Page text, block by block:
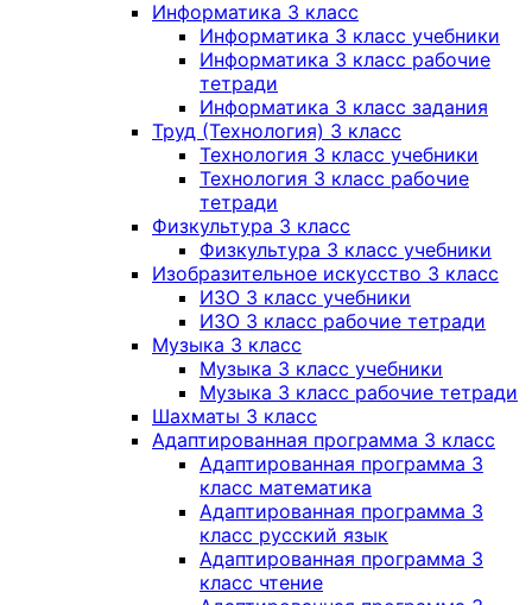
Информатика 3 класс
Информатика 3 класс учебники
Информатика 3 класс рабочие
тетради
Информатика 3 класс задания
Труд (Технология) 3 класс
Технология 3 класс учебники
Технология 3 класс рабочие
тетради
Физкультура 3 класс
Физкультура 3 класс учебники
Изобразительное искусство 3 класс
ИЗО 3 класс учебники
ИЗО 3 класс рабочие тетради
Музыка 3 класс
Музыка 3 класс учебники
Музыка 3 класс рабочие тетради
Шахматы 3 класс
Адаптированная программа 3 класс
Адаптированная программа 3
класс математика
Адаптированная программа 3
класс русский язык
Адаптированная программа 3
класс чтение